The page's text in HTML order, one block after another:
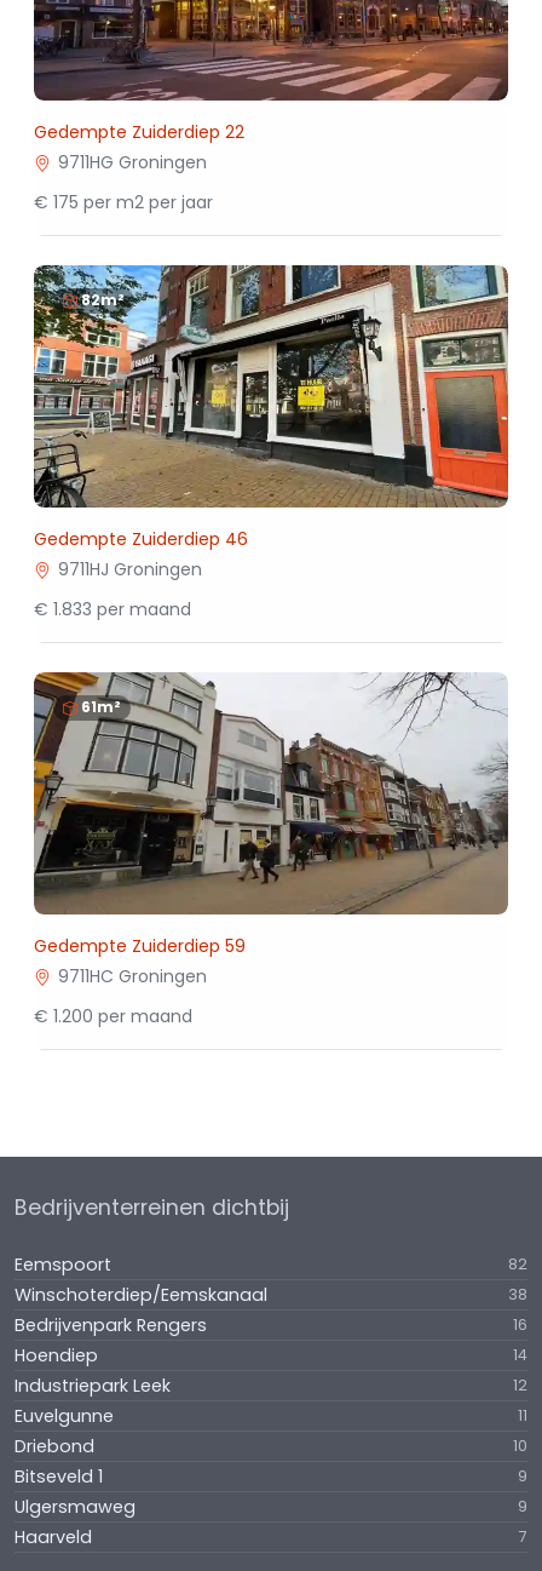
Gedempte Zuiderdiep 22
9711HG Groningen
€ 175 per m2 per jaar
82m²
Gedempte Zuiderdiep 46
9711HJ Groningen
€ 1.833 per maand
61m²
Gedempte Zuiderdiep 59
9711HC Groningen
€ 1.200 per maand
Bedrijventerreinen dichtbij
Eemspoort 82
Winschoterdiep/Eemskanaal 38
Bedrijvenpark Rengers 16
Hoendiep 14
Industriepark Leek 12
Euvelgunne 11
Driebond 10
Bitseveld 1 9
Ulgersmaweg 9
Haarveld 7